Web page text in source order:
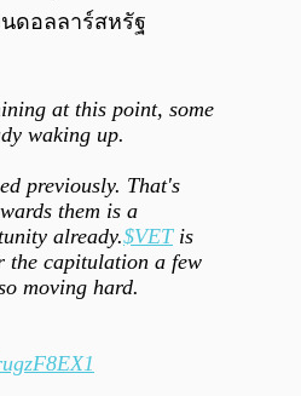
ดอลลาร์สหรัฐ
at this point, some
waking up.
previously. That's
them is a
already.$VETis
the capitulation a few
moving hard.